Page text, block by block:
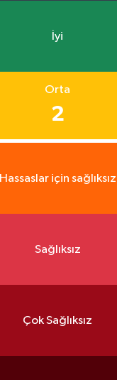
İyi
Orta
2
Hassaslar için sağlıksız
Sağlıksız
Çok Sağlıksız